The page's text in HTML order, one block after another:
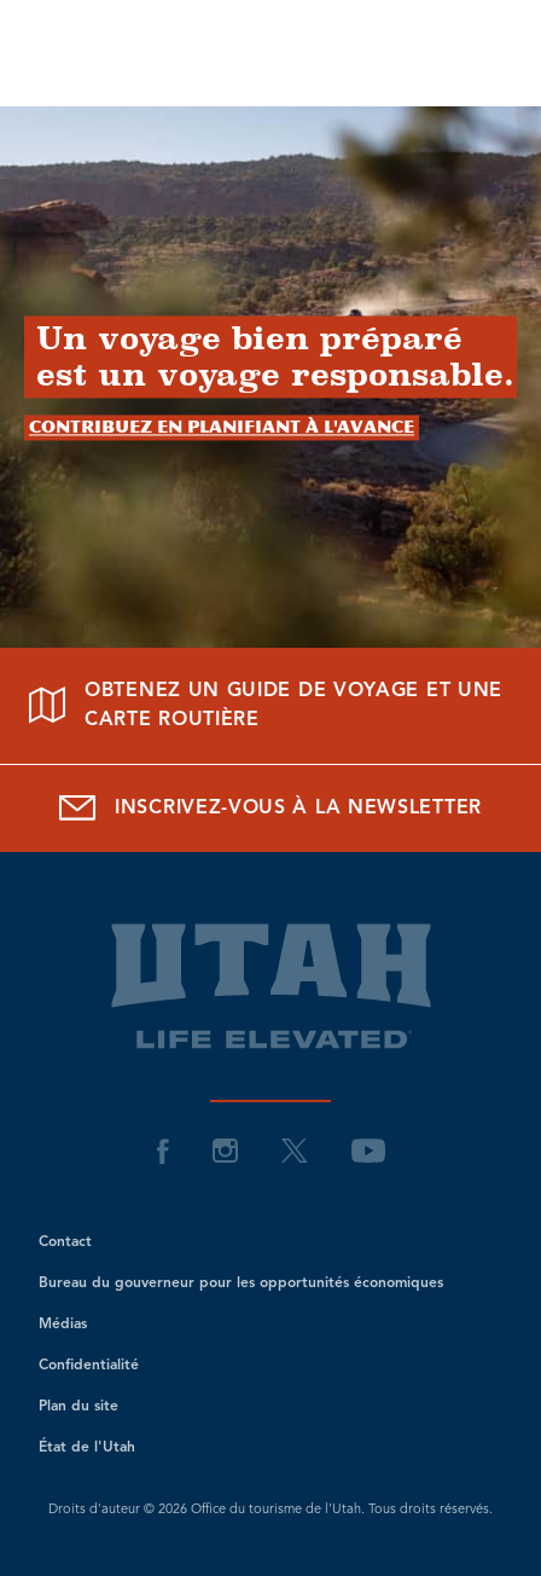
Un voyage bien préparé
est un voyage responsable.
Contribuez en planifiant à l'avance
OBTENEZ UN GUIDE DE VOYAGE ET UNE
CARTE ROUTIÈRE
INSCRIVEZ-VOUS À LA NEWSLETTER
Contact
Bureau du gouverneur pour les opportunités économiques
Médias
Confidentialité
Plan du site
État de l'Utah
Droits d'auteur © 2026 Office du tourisme de l'Utah. Tous droits réservés.